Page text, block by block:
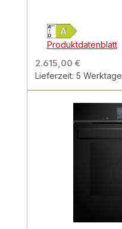
Produktdatenblatt
2.615,00 €
Lieferzeit: 5 Werktage